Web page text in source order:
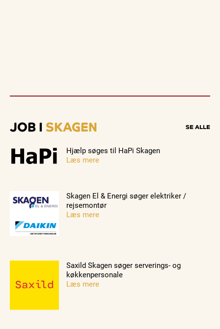
JOB I SKAGEN SE ALLE
Hjælp søges til HaPi Skagen
Læs mere
Skagen El & Energi søger elektriker /
rejsemontør
Læs mere
Saxild Skagen søger serverings- og
køkkenpersonale
Læs mere